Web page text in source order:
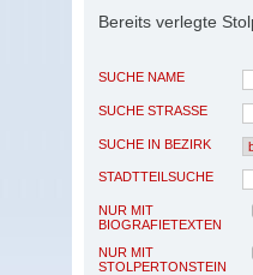
Bereits verlegte
SUCHE NAME
SUCHE STRASSE
SUCHE IN BEZIRK
STADTTEILSUCHE
NUR MIT
BIOGRAFIETEXTEN
NUR MIT
STOLPERTONSTEIN